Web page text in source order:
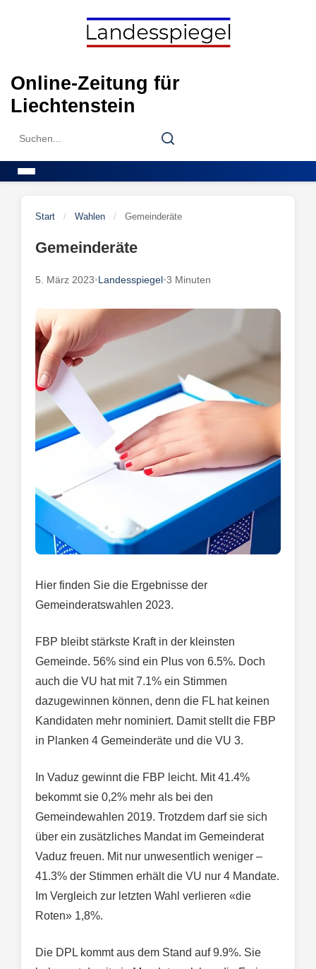
Online-Zeitung für
Liechtenstein
Search
Search
Start / Wahlen / Gemeinderäte
Gemeinderäte
5. März 2023•Landesspiegel•3 Minuten
Hier finden Sie die Ergebnisse der
Gemeinderatswahlen 2023.
FBP bleibt stärkste Kraft in der kleinsten
Gemeinde. 56% sind ein Plus von 6.5%. Doch
auch die VU hat mit 7.1% ein Stimmen
dazugewinnen können, denn die FL hat keinen
Kandidaten mehr nominiert. Damit stellt die FBP
in Planken 4 Gemeinderäte und die VU 3.
In Vaduz gewinnt die FBP leicht. Mit 41.4%
bekommt sie 0,2% mehr als bei den
Gemeindewahlen 2019. Trotzdem darf sie sich
über ein zusätzliches Mandat im Gemeinderat
Vaduz freuen. Mit nur unwesentlich weniger –
41.3% der Stimmen erhält die VU nur 4 Mandate.
Im Vergleich zur letzten Wahl verlieren «die
Roten» 1,8%.
Die DPL kommt aus dem Stand auf 9.9%. Sie